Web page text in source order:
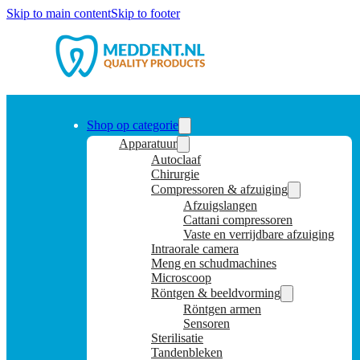
Skip to main contentSkip to footer
Shop op categorie
Apparatuur
Autoclaaf
Chirurgie
Compressoren & afzuiging
Afzuigslangen
Cattani compressoren
Vaste en verrijdbare afzuiging
Intraorale camera
Meng en schudmachines
Microscoop
Röntgen & beeldvorming
Röntgen armen
Sensoren
Sterilisatie
Tandenbleken